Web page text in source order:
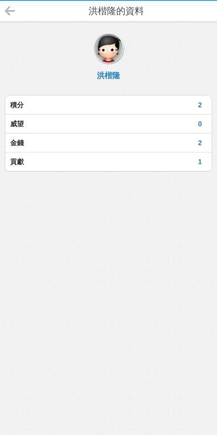
洪楷隆的資料
洪楷隆
2
積分
0
威望
2
金錢
1
貢獻